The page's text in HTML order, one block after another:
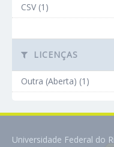
CSV (1)
LICENÇAS
Outra (Aberta) (1)
Universidade Federal do